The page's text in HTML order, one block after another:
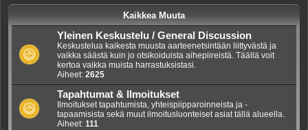
Kaikkea Muuta
Yleinen Keskustelu / General Discussion
Keskustelua kaikesta muusta aarteenetsintään liittyvästä ja
vaikka säästä kuin jo otsikoiduista aihepiireistä. Täällä voit
kertoa vaikka muista harrastuksistasi.
Aiheet: 2625
Tapahtumat & Ilmoitukset
Ilmoitukset tapahtumista, yhteispiipparoinneista ja -
tapaamisista sekä muut ilmoitusluonteiset asiat tällä alueella.
Aiheet: 111